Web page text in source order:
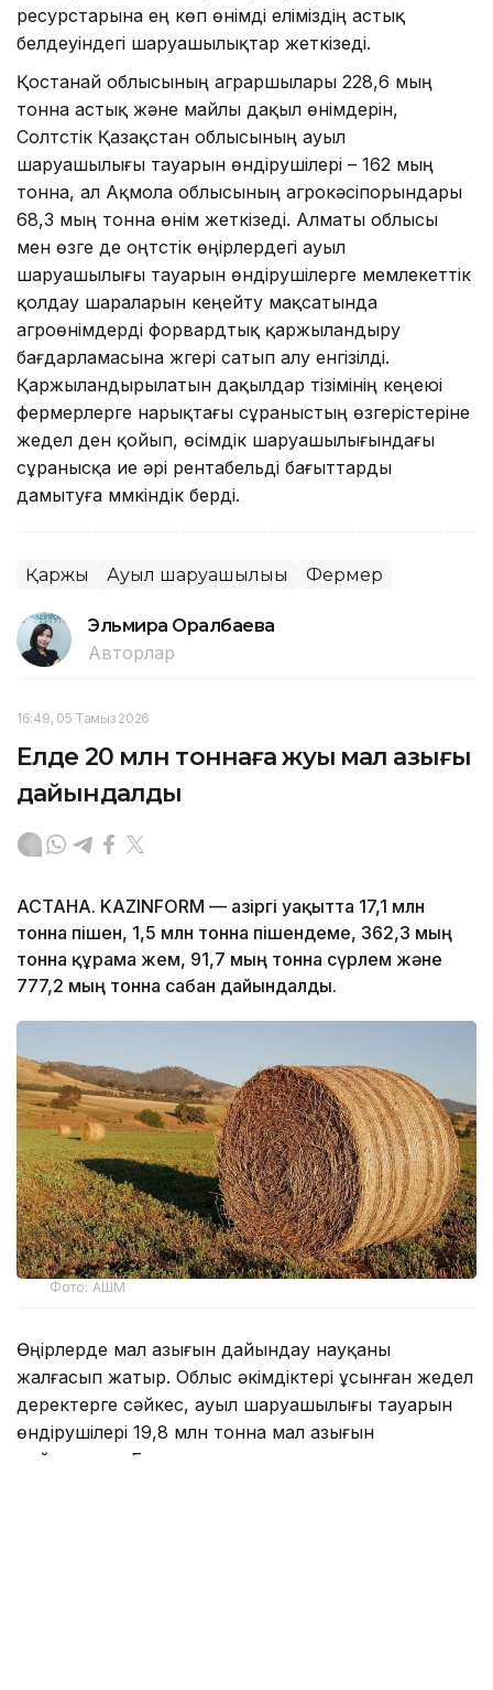
ресурстарына ең көп өнімді еліміздің астық
белдеуіндегі шаруашылықтар жеткізеді.
Қостанай облысының аграршылары 228,6 мың
тонна астық және майлы дақыл өнімдерін,
Солтүстік Қазақстан облысының ауыл
шаруашылығы тауарын өндірушілері – 162 мың
тонна, ал Ақмола облысының агрокәсіпорындары
68,3 мың тонна өнім жеткізеді. Алматы облысы
мен өзге де оңтүстік өңірлердегі ауыл
шаруашылығы тауарын өндірушілерге мемлекеттік
қолдау шараларын кеңейту мақсатында
агроөнімдерді форвардтық қаржыландыру
бағдарламасына жүгері сатып алу енгізілді.
Қаржыландырылатын дақылдар тізімінің кеңеюі
фермерлерге нарықтағы сұраныстың өзгерістеріне
жедел ден қойып, өсімдік шаруашылығындағы
сұранысқа ие әрі рентабельді бағыттарды
дамытуға мүмкіндік берді.
Қаржы Ауыл шаруашылығы Фермер
Эльмира Оралбаева
Авторлар
16:49, 05 Тамыз 2026
Елде 20 млн тоннаға жуық мал азығы
дайындалды
АСТАНА. KAZINFORM — Қазіргі уақытта 17,1 млн
тонна пішен, 1,5 млн тонна пішендеме, 362,3 мың
тонна құрама жем, 91,7 мың тонна сүрлем және
777,2 мың тонна сабан дайындалды.
Фото: АШМ
Өңірлерде мал азығын дайындау науқаны
жалғасып жатыр. Облыс әкімдіктері ұсынған жедел
деректерге сәйкес, ауыл шаруашылығы тауарын
өндірушілері 19,8 млн тонна мал азығын
дайындады. Бұл алдағы қысқы малды қорада